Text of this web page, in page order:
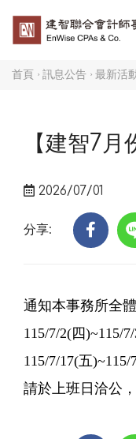
首頁 訊息公告 最新活
【建智7月
2026/07/01
分享:
通知本事務所全
115/7/2(四)~115/7/
115/7/17(五)~115/
請於上班日洽公